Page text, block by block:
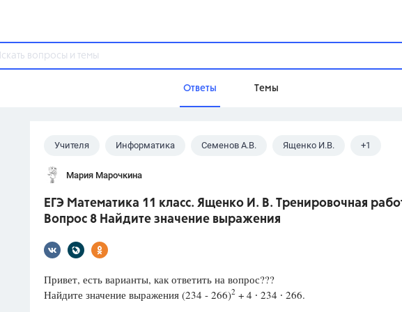
Ответы Темы
Популярные темы
ОГЭ
ФИПИ
Домашнее задание
Учебники
Разумовская М.М.,
Учителя Информатика Семенов А.В. Ященко И.В. +1
11 класс
Мария Марочкина
ЕГЭ Математика 11 класс. Ященко И. В. Тренировочная
Вопрос 8 Найдите значение выражения
Привет, есть варианты, как ответить на вопрос???
Найдите значение выражения (234 - 266)2 + 4 ∙ 234 ∙ 266.